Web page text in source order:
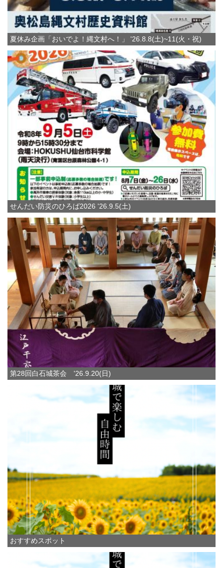
夏休み企画「おいでよ！縄文村へ！」 '26.8.8(土)~11(火・祝)
せんだい防災のひろば2026 '26.9.5(土)
第28回白石城茶会 '26.9.20(日)
おすすめスポット